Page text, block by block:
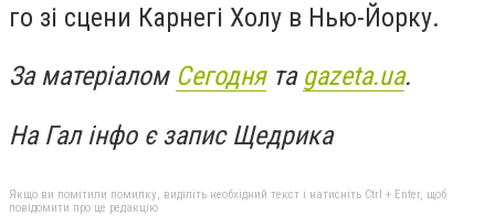
го зі сцени Карнегі Холу в Нью-Йорку.
За матеріалом Сегоднята gazeta.ua.
На Гал інфо є запис Щедрика
Якщо ви помітили помилку, виділіть необхідний текст і натисніть Ctrl + Enter, щоб
повідомити про це редакцію